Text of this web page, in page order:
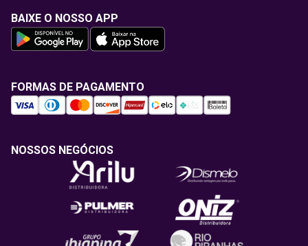
BAIXE O NOSSO APP
FORMAS DE PAGAMENTO
NOSSOS NEGÓCIOS